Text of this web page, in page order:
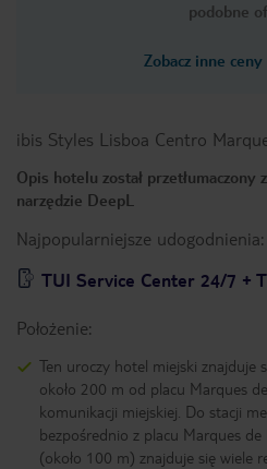
podobne
Zobacz inne
ibis Styles Lisboa Centro
Opis hotelu został
narzędzie DeepL
Najpopularniejsze udogodnienia:
TUI Service Center 24/7 +
Położenie:
Ten uroczy hotel miejski znajduje
około 200 m od placu Marques
komunikacji miejskiej. Do stacji
bezpośrednio z placu Marques
(około 100 m) znajduje się wiele